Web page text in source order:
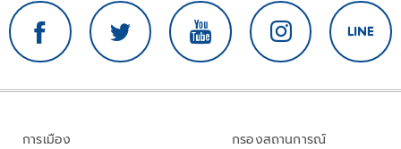
การเมือง
กรองสถานการณ์